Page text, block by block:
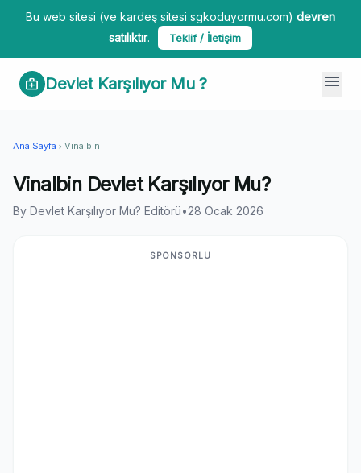
Bu web sitesi (ve kardeş sitesi sgkoduyormu.com) devren
satılıktır. Teklif / İletişim
medical_services Devlet Karşılıyor Mu ? menu
Ana Sayfa chevron_right Vinalbin
Vinalbin Devlet Karşılıyor Mu?
By Devlet Karşılıyor Mu? Editörü•28 Ocak 2026
SPONSORLU